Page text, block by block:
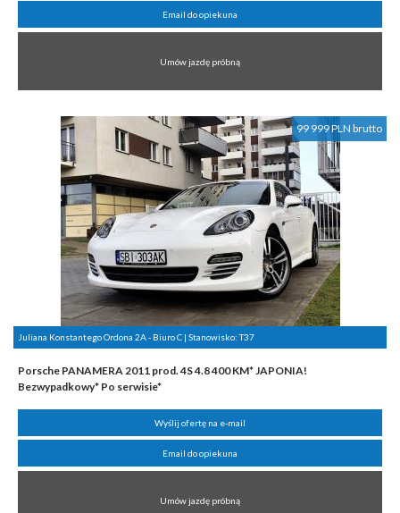
Email do opiekuna
Umów jazdę próbną
99 999 PLN brutto
Juliana Konstantego Ordona 2A - Biuro C | Stanowisko:T37
Porsche PANAMERA 2011 prod. 4S 4.8 400 KM* JAPONIA!
Bezwypadkowy* Po serwisie*
Wyślij ofertę na e-mail
Email do opiekuna
Umów jazdę próbną